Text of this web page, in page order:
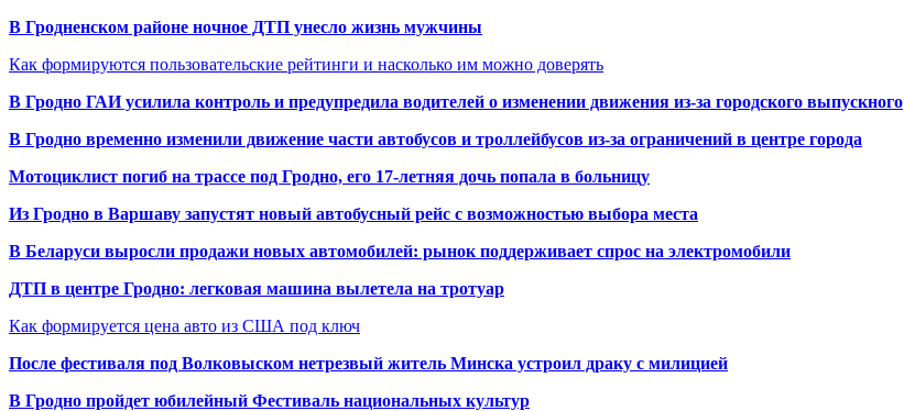
В Гродненском районе ночное ДТП унесло жизнь мужчины
Как формируются пользовательские рейтинги и насколько им можно доверять
В Гродно ГАИ усилила контроль и предупредила водителей о изменении движения из-за городского выпускного
В Гродно временно изменили движение части автобусов и троллейбусов из-за ограничений в центре города
Мотоциклист погиб на трассе под Гродно, его 17-летняя дочь попала в больницу
Из Гродно в Варшаву запустят новый автобусный рейс с возможностью выбора места
В Беларуси выросли продажи новых автомобилей: рынок поддерживает спрос на электромобили
ДТП в центре Гродно: легковая машина вылетела на тротуар
Как формируется цена авто из США под ключ
После фестиваля под Волковыском нетрезвый житель Минска устроил драку с милицией
В Гродно пройдет юбилейный Фестиваль национальных культур